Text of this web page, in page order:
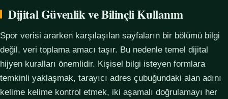
Dijital Güvenlik ve Bilinçli Kullanım
Spor verisi ararken karşılaşılan sayfaların bir bölümü bilgi
değil, veri toplama amacı taşır. Bu nedenle temel dijital
hijyen kuralları önemlidir. Kişisel bilgi isteyen formlara
temkinli yaklaşmak, tarayıcı adres çubuğundaki alan adını
kelime kelime kontrol etmek, iki aşamalı doğrulamayı her